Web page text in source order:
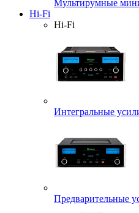
Мультирумные
Hi-Fi
Hi-Fi
Интегральные
Предварительные